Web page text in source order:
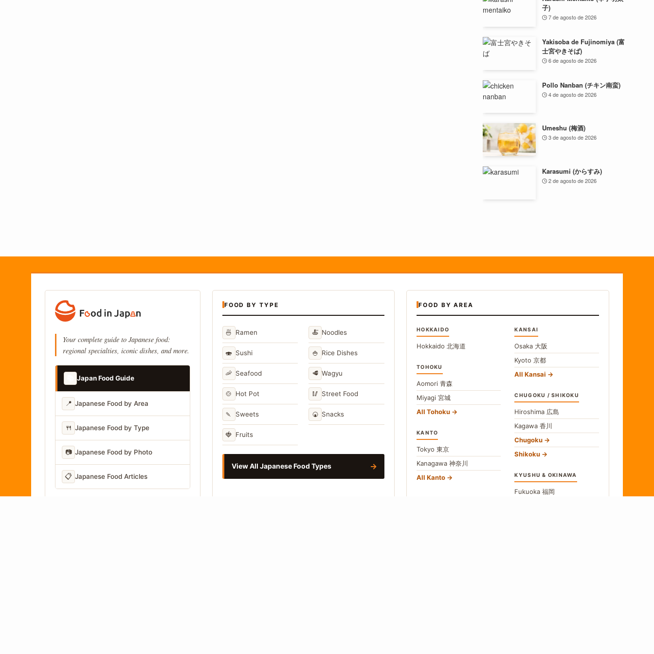
子)
7 de agosto de 2026
Yakisoba de Fujinomiya (富
士宮やきそば)
6 de agosto de 2026
Pollo Nanban (チキン南蛮)
4 de agosto de 2026
Umeshu (梅酒)
3 de agosto de 2026
Karasumi (からすみ)
2 de agosto de 2026
Your complete guide to Japanese food:
regional specialties, iconic dishes, and more.
Japan Food Guide
📍 Japanese Food by Area
🍴 Japanese Food by Type
📷 Japanese Food by Photo
📋 Japanese Food Articles
FOOD BY TYPE
🍜 Ramen 🍝 Noodles
🍣 Sushi 🍚 Rice Dishes
🦐 Seafood 🥩 Wagyu
🍲 Hot Pot 🥢 Street Food
🍡 Sweets 🍘 Snacks
🍓 Fruits
View All Japanese Food Types →
FOOD BY AREA
HOKKAIDO
Hokkaido 北海道
TOHOKU
Aomori 青森
Miyagi 宮城
All Tohoku
KANTO
Tokyo 東京
Kanagawa 神奈川
All Kanto
KANSAI
Osaka 大阪
Kyoto京都
All Kansai
CHUGOKU / SHIKOKU
Hiroshima 広島
Kagawa香川
Chugoku
Shikoku
KYUSHU & OKINAWA
Fukuoka福岡